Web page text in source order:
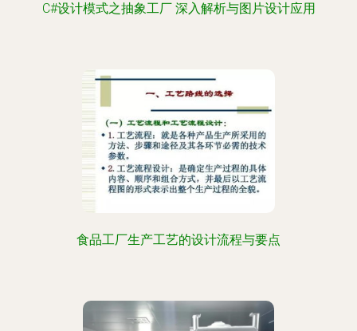
C#设计模式之抽象工厂 深入解析与图片设计应用
食品工厂生产工艺的设计流程与要点